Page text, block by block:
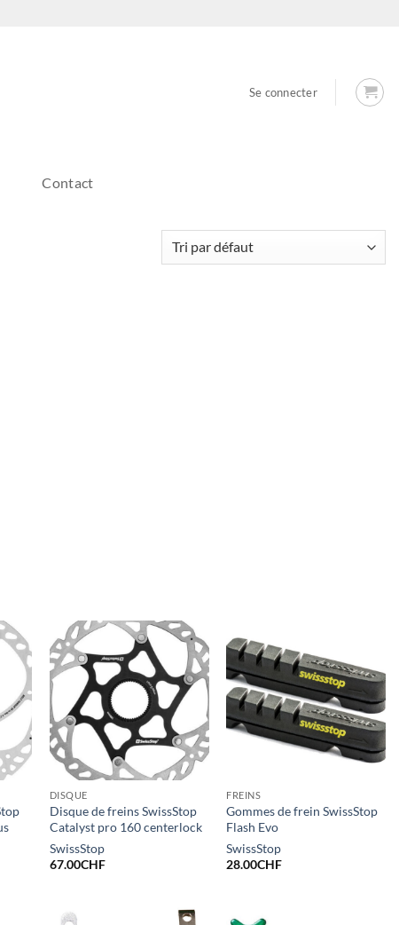
Se connecter
Contact
DISQUE
Disque de freins SwissStop
Catalyst pro 160 centerlock
SwissStop
67.00CHF
FREINS
Gommes de frein SwissStop
Flash Evo
SwissStop
28.00CHF